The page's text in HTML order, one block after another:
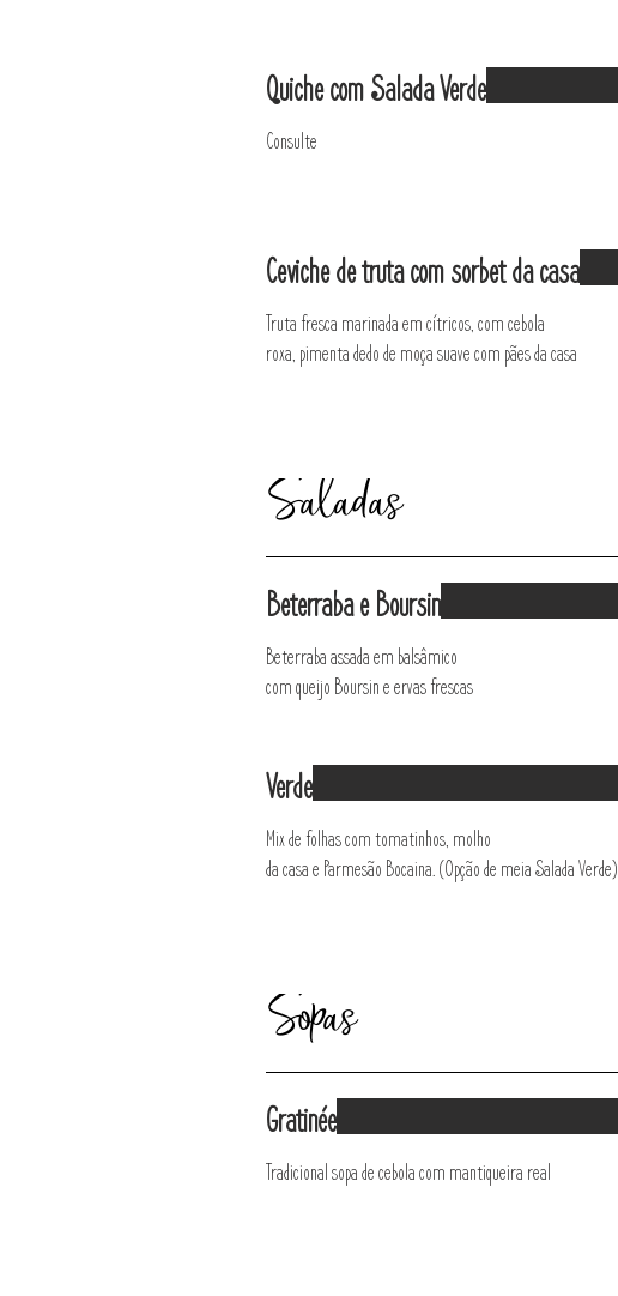
Quiche com Salada Verde
Consulte
Ceviche de truta com sorbet da casa
Truta fresca marinada em cítricos, com cebola
roxa, pimenta dedo de moça suave com pães da casa
Saladas
Beterraba e Boursin
Beterraba assada em balsâmico
com queijo Boursin e ervas frescas
Verde
Mix de folhas com tomatinhos, molho
da casa e Parmesão Bocaina. (Opção de meia Salada Verde)
Sopas
Gratinée
Tradicional sopa de cebola com mantiqueira real